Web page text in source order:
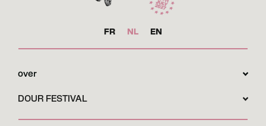
FR NL EN
over
DOUR FESTIVAL